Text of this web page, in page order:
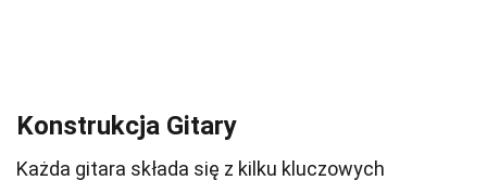
Konstrukcja Gitary
Każda gitara składa się z kilku kluczowych